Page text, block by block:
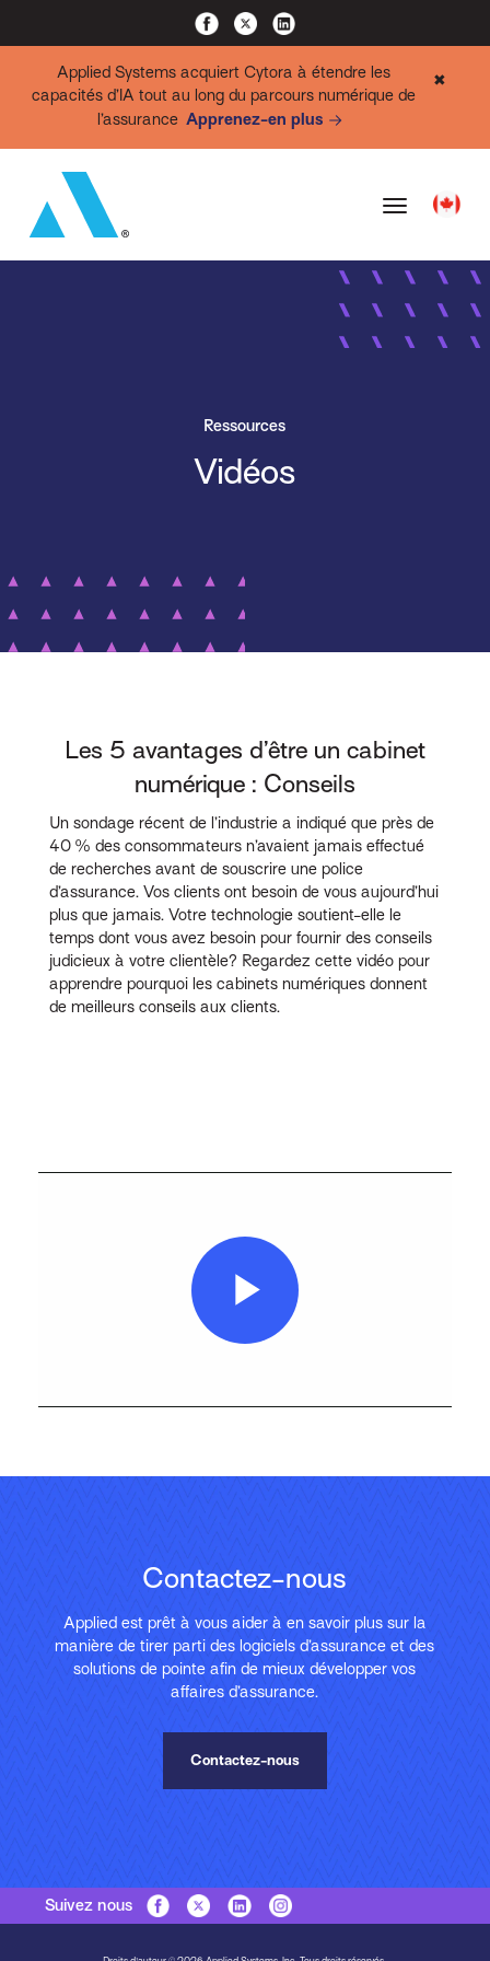
Applied Systems acquiert Cytora à étendre les
capacités d’IA tout au long du parcours numérique de
l’assurance Apprenez-en plus
✖
Ressources
Vidéos
Les 5 avantages d’être un cabinet
numérique : Conseils
Un sondage récent de l’industrie a indiqué que près de
40 % des consommateurs n’avaient jamais effectué
de recherches avant de souscrire une police
d’assurance. Vos clients ont besoin de vous aujourd’hui
plus que jamais. Votre technologie soutient-elle le
temps dont vous avez besoin pour fournir des conseils
judicieux à votre clientèle? Regardez cette vidéo pour
apprendre pourquoi les cabinets numériques donnent
de meilleurs conseils aux clients.
Play
Contactez-nous
Applied est prêt à vous aider à en savoir plus sur la
manière de tirer parti des logiciels d’assurance et des
solutions de pointe afin de mieux développer vos
affaires d’assurance.
Contactez-nous
Suivez nous